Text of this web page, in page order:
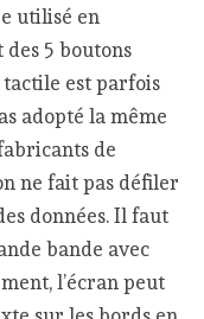
utilisé en
5 boutons
est parfois
adopté la même
de
ne fait pas défiler
données. Il faut
bande avec
l’écran peut